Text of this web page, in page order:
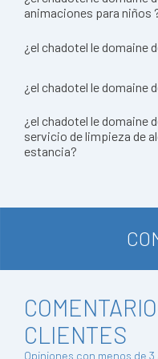
animaciones para niños
¿el chadotel le domaine
¿el chadotel le domaine
¿el chadotel le domaine
servicio de limpieza de
estancia?
CLIENTES
Opiniones con menos de